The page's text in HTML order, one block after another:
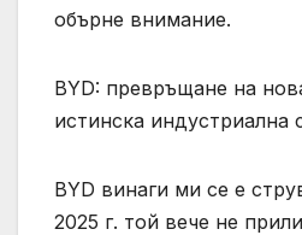
обърне внимание.
BYD: превръщане на
истинска индустриална
BYD винаги ми се е
2025 г. той вече не